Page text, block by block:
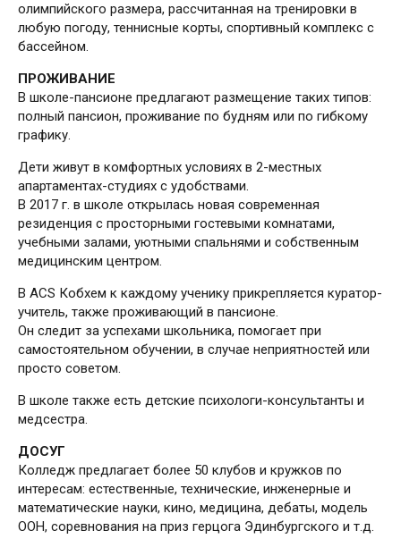
олимпийского размера, рассчитанная на тренировки в
любую погоду, теннисные корты, спортивный комплекс с
бассейном.
ПРОЖИВАНИЕ
В школе-пансионе предлагают размещение таких типов:
полный пансион, проживание по будням или по гибкому
графику.
Дети живут в комфортных условиях в 2-местных
апартаментах-студиях с удобствами.
В 2017 г. в школе открылась новая современная
резиденция с просторными гостевыми комнатами,
учебными залами, уютными спальнями и собственным
медицинским центром.
В ACS Кобхем к каждому ученику прикрепляется куратор-
учитель, также проживающий в пансионе.
Он следит за успехами школьника, помогает при
самостоятельном обучении, в случае неприятностей или
просто советом.
В школе также есть детские психологи-консультанты и
медсестра.
ДОСУГ
Колледж предлагает более 50 клубов и кружков по
интересам: естественные, технические, инженерные и
математические науки, кино, медицина, дебаты, модель
ООН, соревнования на приз герцога Эдинбургского и т.д.